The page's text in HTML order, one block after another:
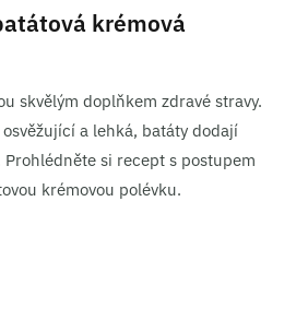
krémová
skvělým doplňkem zdravé stravy.
a lehká, batáty dodají
si recept s postupem
krémovou polévku.